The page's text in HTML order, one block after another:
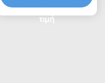
τιμή